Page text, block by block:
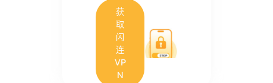
获
取
闪
连
VP
N